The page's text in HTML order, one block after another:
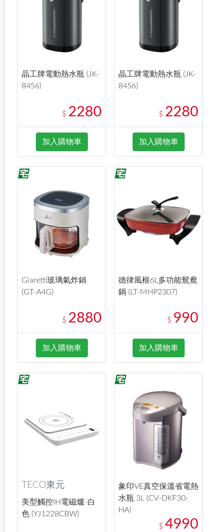
晶工牌電動熱水瓶 (JK-
8456)
$ 2280
加入購物車
晶工牌電動熱水瓶 (JK-
8456)
$ 2280
加入購物車
Giaretti玻璃氣炸鍋
(GT-A4G)
$ 2880
加入購物車
德律風根6L多功能鴛鴦
鍋 (LT-MHP2307)
$ 990
加入購物車
TECO東元
美型觸控IH電磁爐-白
色 (YJ1228CBW)
象印VE真空保溫省電熱
水瓶 3L (CV-DKF30-
HA)
$ 4990